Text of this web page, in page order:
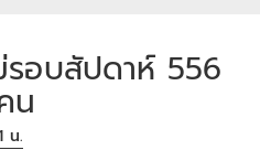
รอบสัปดาห์ 556
น
น.